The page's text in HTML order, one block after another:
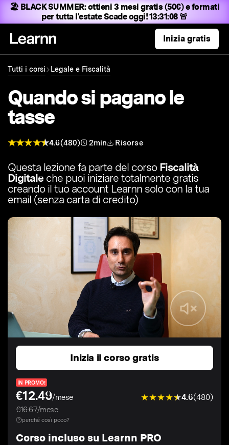
🏖️ BLACK SUMMER:ottieni 3 mesi gratis (50€) e formati
per tutta l'estateScade oggi! 13:31:06 🚨
Inizia gratis
Tutti i corsi Legale e Fiscalità
Quando si pagano le
tasse
4.6(480) 2min Risorse
Questa lezione fa parte del corso Fiscalità
Digitale che puoi iniziare totalmente gratis
creando il tuo account Learnn solo con la tua
email (senza carta di credito)
Inizia il corso gratis
IN PROMO!
€12.49/mese
€16.67/mese
4.6(480)
perché così poco?
Corso incluso su Learnn PRO